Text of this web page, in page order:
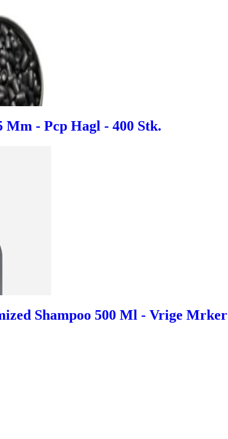
Mm - Pcp Hagl - 400 Stk.
Shampoo 500 Ml - Vrige Mrker